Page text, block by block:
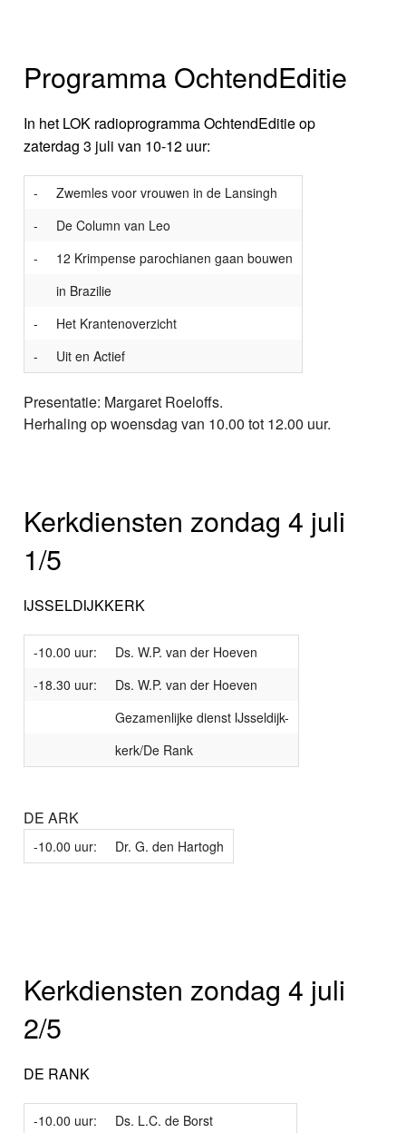
Programma OchtendEditie
In het LOK radioprogramma OchtendEditie op
zaterdag 3 juli van 10-12 uur:
-
Zwemles voor vrouwen in de Lansingh
-
De Column van Leo
-
12 Krimpense parochianen gaan bouwen
in Brazilie
-
Het Krantenoverzicht
-
Uit en Actief
Presentatie: Margaret Roeloffs.
Herhaling op woensdag van 10.00 tot 12.00 uur.
Kerkdiensten zondag 4 juli
1/5
IJSSELDIJKKERK
-10.00 uur:
Ds. W.P. van der Hoeven
-18.30 uur:
Ds. W.P. van der Hoeven
Gezamenlijke dienst IJsseldijk-
kerk/De Rank
DE ARK
-10.00 uur: Dr. G. den Hartogh
Kerkdiensten zondag 4 juli
2/5
DE RANK
-10.00 uur:
Ds. L.C. de Borst